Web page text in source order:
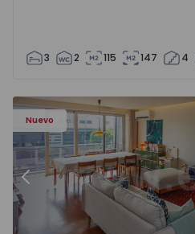
3 2 115 147 4
Nuevo
e Argivai - 1574602 - 20
Apartamento T3 Póvoa de
Anterior